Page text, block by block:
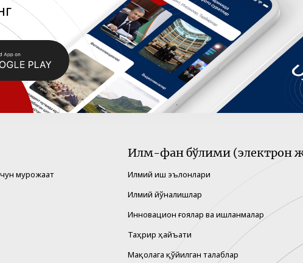
мурожаат
Илм-фан бўлими (электрон
Илмий иш эълонлари
Илмий йўналишлар
Инновацион ғоялар ва ишланмалар
Таҳрир ҳайъати
Мақолага қўйилган талаблар